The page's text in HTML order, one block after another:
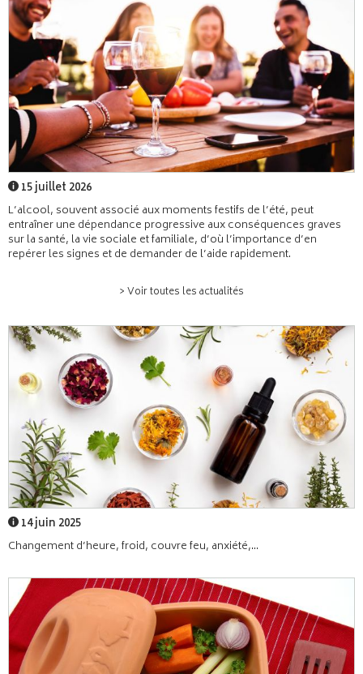
15 juillet 2026
L’alcool, souvent associé aux moments festifs de l’été, peut
entraîner une dépendance progressive aux conséquences graves
sur la santé, la vie sociale et familiale, d’où l’importance d’en
repérer les signes et de demander de l’aide rapidement.
> Voir toutes les actualités
14 juin 2025
Changement d’heure, froid, couvre feu, anxiété,...